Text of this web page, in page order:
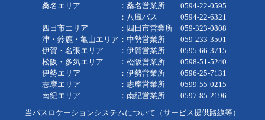
桑名エリア ：桑名営業所 0594-22-0595
：八風バス 0594-22-6321
四日市エリア ：四日市営業所 059-323-0808
津・鈴鹿・亀山エリア：中勢営業所 059-233-3501
伊賀・名張エリア ：伊賀営業所 0595-66-3715
松阪・多気エリア ：松阪営業所 0598-51-5240
伊勢エリア ：伊勢営業所 0596-25-7131
志摩エリア ：志摩営業所 0599-55-0215
南紀エリア ：南紀営業所 0597-85-2196
当バスロケーションシステムについて（サービス提供路線等）